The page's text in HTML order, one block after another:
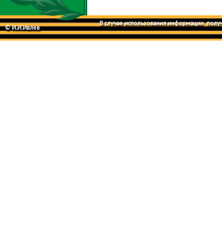
© И.И.Ивлев
В случае использования информации,